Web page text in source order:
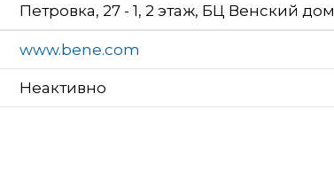
Петровка, 27 - 1, 2 этаж, БЦ Венский дом
www.bene.com
Неактивно